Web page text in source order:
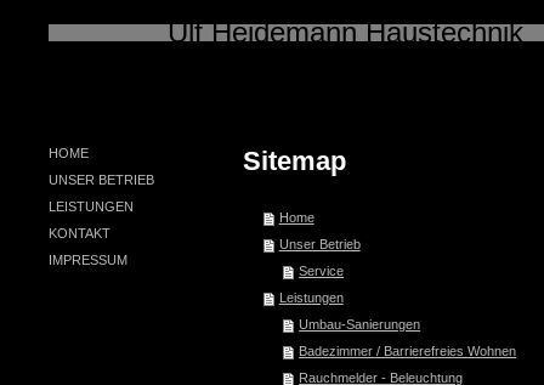
Ulf Heidemann Haustechnik
HOME
UNSER BETRIEB
LEISTUNGEN
KONTAKT
IMPRESSUM
Sitemap
Home
Unser Betrieb
Service
Leistungen
Umbau-Sanierungen
Badezimmer / Barrierefreies Wohnen
Rauchmelder - Beleuchtung